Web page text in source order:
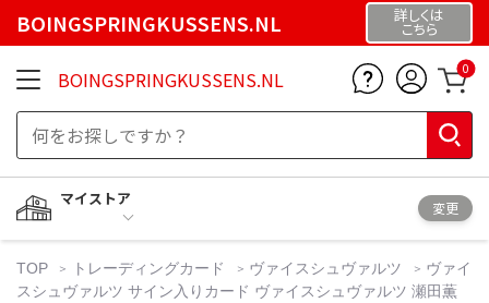
BOINGSPRINGKUSSENS.NL 詳しくは
こちら
BOINGSPRINGKUSSENS.NL 0
マイストア
変更
TOP トレーディングカード ヴァイスシュヴァルツ
ヴァイ
スシュヴァルツ サイン入りカード ヴァイスシュヴァルツ 瀬田薫